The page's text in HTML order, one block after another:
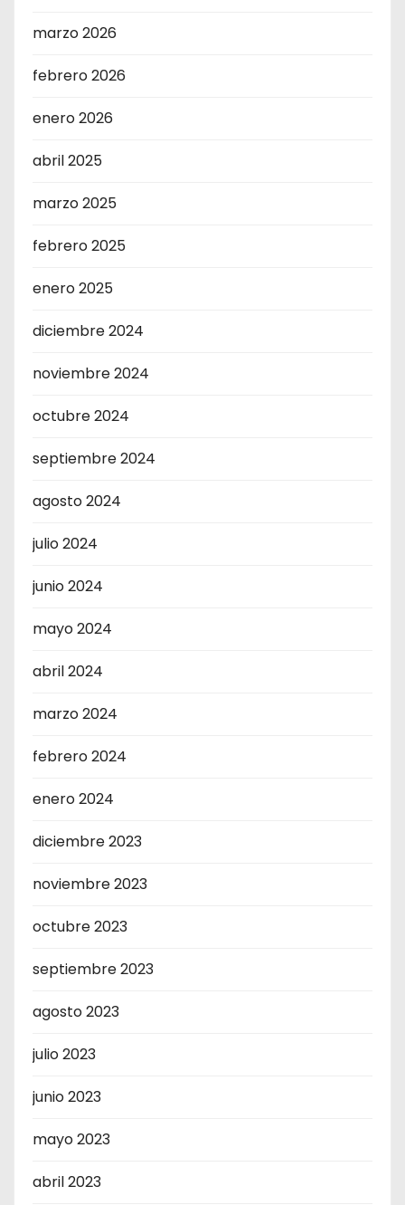
marzo 2026
febrero 2026
enero 2026
abril 2025
marzo 2025
febrero 2025
enero 2025
diciembre 2024
noviembre 2024
octubre 2024
septiembre 2024
agosto 2024
julio 2024
junio 2024
mayo 2024
abril 2024
marzo 2024
febrero 2024
enero 2024
diciembre 2023
noviembre 2023
octubre 2023
septiembre 2023
agosto 2023
julio 2023
junio 2023
mayo 2023
abril 2023